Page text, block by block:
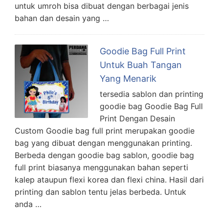
untuk umroh bisa dibuat dengan berbagai jenis
bahan dan desain yang …
Goodie Bag Full Print
Untuk Buah Tangan
Yang Menarik
tersedia sablon dan printing
goodie bag Goodie Bag Full
Print Dengan Desain
Custom Goodie bag full print merupakan goodie
bag yang dibuat dengan menggunakan printing.
Berbeda dengan goodie bag sablon, goodie bag
full print biasanya menggunakan bahan seperti
kalep ataupun flexi korea dan flexi china. Hasil dari
printing dan sablon tentu jelas berbeda. Untuk
anda …